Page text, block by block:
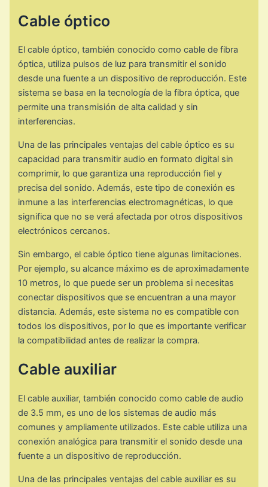
Cable óptico
El cable óptico, también conocido como cable de fibra
óptica, utiliza pulsos de luz para transmitir el sonido
desde una fuente a un dispositivo de reproducción. Este
sistema se basa en la tecnología de la fibra óptica, que
permite una transmisión de alta calidad y sin
interferencias.
Una de las principales ventajas del cable óptico es su
capacidad para transmitir audio en formato digital sin
comprimir, lo que garantiza una reproducción fiel y
precisa del sonido. Además, este tipo de conexión es
inmune a las interferencias electromagnéticas, lo que
significa que no se verá afectada por otros dispositivos
electrónicos cercanos.
Sin embargo, el cable óptico tiene algunas limitaciones.
Por ejemplo, su alcance máximo es de aproximadamente
10 metros, lo que puede ser un problema si necesitas
conectar dispositivos que se encuentran a una mayor
distancia. Además, este sistema no es compatible con
todos los dispositivos, por lo que es importante verificar
la compatibilidad antes de realizar la compra.
Cable auxiliar
El cable auxiliar, también conocido como cable de audio
de 3.5 mm, es uno de los sistemas de audio más
comunes y ampliamente utilizados. Este cable utiliza una
conexión analógica para transmitir el sonido desde una
fuente a un dispositivo de reproducción.
Una de las principales ventajas del cable auxiliar es su